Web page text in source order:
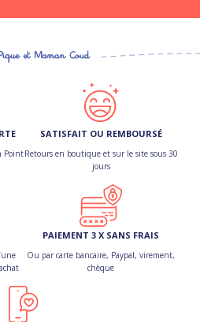
Point
SATISFAIT OU REMBOURSÉ
Retours en boutique et sur le site sous 30
jours
PAIEMENT 3 X SANS FRAIS
Ou par carte bancaire, Paypal, virement,
chèque